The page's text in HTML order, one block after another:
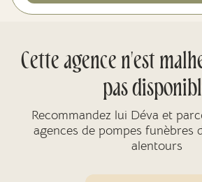
Cette agence n'est
pas
Recommandez lui Déva et
agences de pompes funèbres
alentours